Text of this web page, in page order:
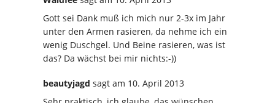
Gott sei Dank muß ich mich nur 2-3x im Jahr
unter den Armen rasieren, da nehme ich ein
wenig Duschgel. Und Beine rasieren, was ist
das? Da wächst bei mir nichts:-))
beautyjagd sagt am 10. April 2013